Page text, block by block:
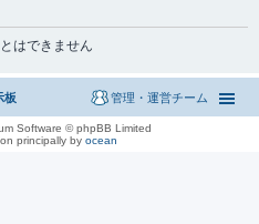
はできません
板 管理・運営チーム
Software © phpBB Limited
principally by ocean